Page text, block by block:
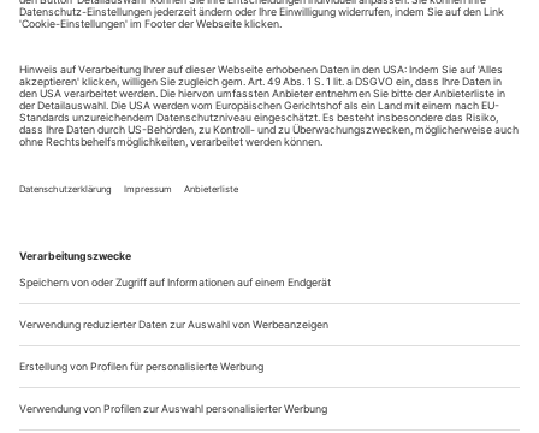
Stunde? Von bürgerlichem Realismus ist wenig zu merken,
expressionistischem Stummfilm und Film noir angesiedelt.
Dazu gibt es einen...
Tschechow «Drei Schwestern»
Skyline ganz oben ins Kinderzimmer gehängt, das Landleben
läuft als stummes Baumrauschen auf dem Flachbildschirm,
obwohl man es vor der Tür doch gefühlsintensiver hätte. Wie
Aufziehpuppen hasten die Bewohner durch ihr Gut, das
Theun Mosk im Schauspielhaus
Bochum über vier Etagen als pittoreskes...